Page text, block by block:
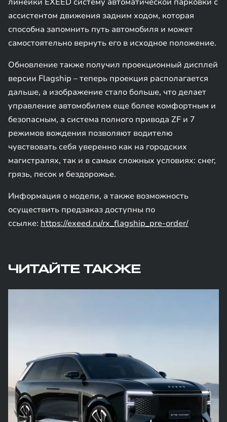
ассистентом движения задним ходом, которая
способна запомнить путь автомобиля и может
самостоятельно вернуть его в исходное положение.
Обновление также получил проекционный дисплей
версии Flagship – теперь проекция располагается
дальше, а изображение стало больше, что делает
управление автомобилем еще более комфортным и
безопасным, а система полного привода ZF и 7
режимов вождения позволяют водителю
чувствовать себя уверенно как на городских
магистралях, так и в самых сложных условиях: снег,
грязь, песок и бездорожье.
Информация о модели, а также возможность
осуществить предзаказ доступны по
ссылке: https://exeed.ru/rx_flagship_pre-order/
ЧИТАЙТЕ ТАКЖЕ